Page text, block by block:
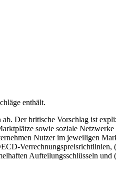
enthält.
Der britische Vorschlag ist
sowie soziale
Nutzer im jeweiligen
Aufteilungsschlüsseln und